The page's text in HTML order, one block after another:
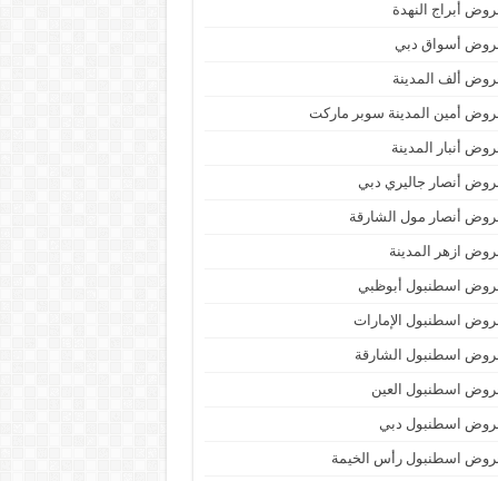
أبراج النهدة
أسواق دبي
ألف المدينة
أمين المدينة سوبر ماركت
أنبار المدينة
أنصار جاليري دبي
أنصار مول الشارقة
ازهر المدينة
اسطنبول أبوظبي
اسطنبول الإمارات
اسطنبول الشارقة
اسطنبول العين
اسطنبول دبي
اسطنبول رأس الخيمة